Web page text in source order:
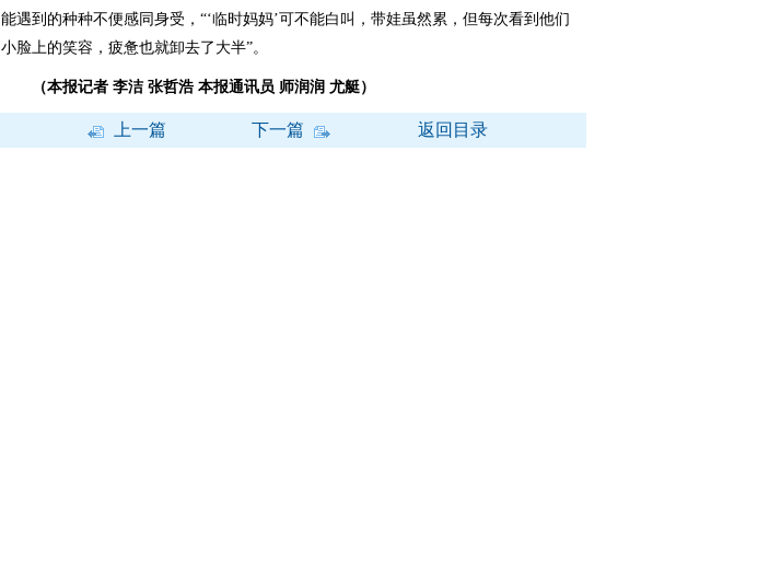
能遇到的种种不便感同身受，“‘临时妈妈’可不能白叫，带娃虽然累，但每次看到他们
小脸上的笑容，疲惫也就卸去了大半”。
（本报记者 李洁 张哲浩 本报通讯员 师润润 尤艇）
上一篇 下一篇 返回目录